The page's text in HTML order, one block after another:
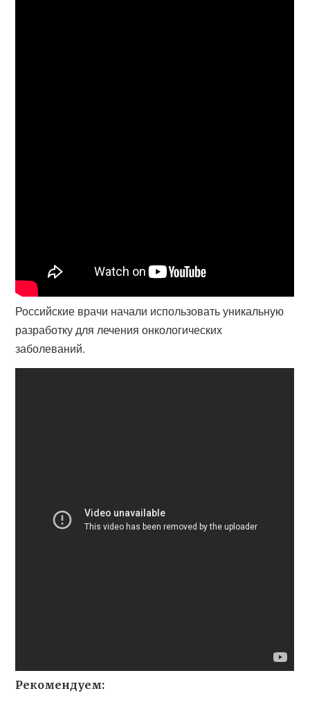
Российские врачи начали использовать уникальную
разработку для лечения онкологических
заболеваний.
Рекомендуем: